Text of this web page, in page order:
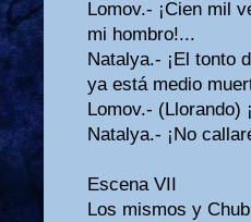
Lomov.- ¡Cien mil
mi hombro!...
Natalya.- ¡El tonto
ya está medio
Lomov.- (Llorando)
Natalya.- ¡No
Escena VII
Los mismos y